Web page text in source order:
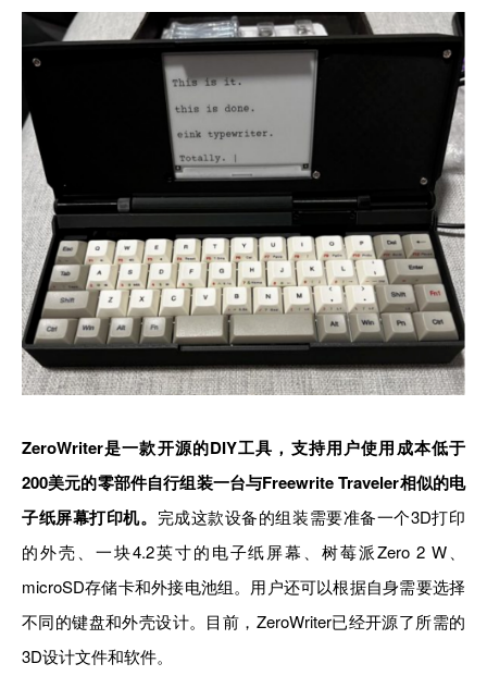
ZeroWriter是一款开源的DIY工具，支持用户使用成本低于
200美元的零部件自行组装一台与Freewrite Traveler相似的电
子纸屏幕打印机。 完成这款设备的组装需要准备一个3D打印
的外壳、一块4.2英寸的电子纸屏幕、树莓派Zero 2 W、
microSD存储卡和外接电池组。用户还可以根据自身需要选择
不同的键盘和外壳设计。目前，ZeroWriter已经开源了所需的
3D设计文件和软件。